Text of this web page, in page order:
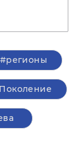
#регионы